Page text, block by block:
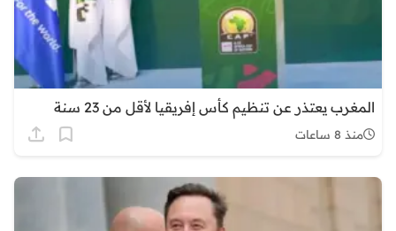
المغرب يعتذر عن تنظيم كأس إفريقيا لأقل من 23 سنة
منذ 8 ساعات